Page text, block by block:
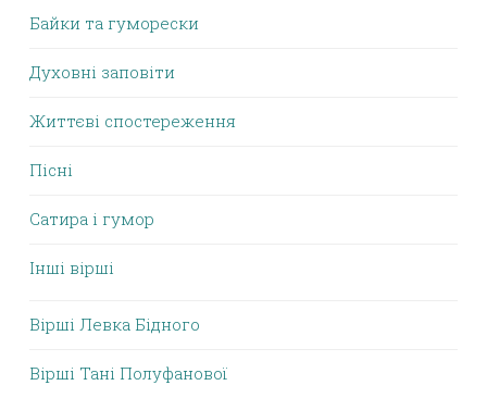
Байки та гуморески
Духовні заповіти
Життєві спостереження
Пісні
Сатира і гумор
Інші вірші
Вірші Левка Бідного
Вірші Тані Полуфанової